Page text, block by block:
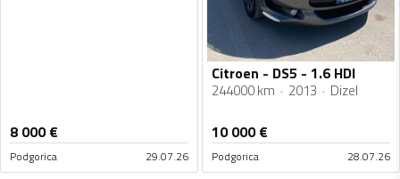
8 000€
Podgorica 29.07.26
Citroen - DS5 - 1.6 HDI
244000 km 2013 Dizel
10 000€
Podgorica 28.07.26